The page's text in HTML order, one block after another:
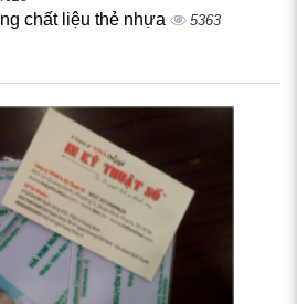
chất liệu thẻ nhựa 5363